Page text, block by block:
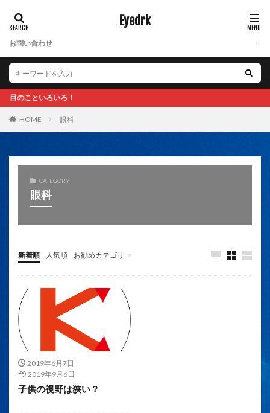
Eyedrk
お問い合わせ
のこといろいろ！
HOME 眼科
CATEGORY
眼科
新着順 人気順 お勧めカテゴリ
未分類
2019年6月7日
2019年9月6日
子供の視野は狭い？